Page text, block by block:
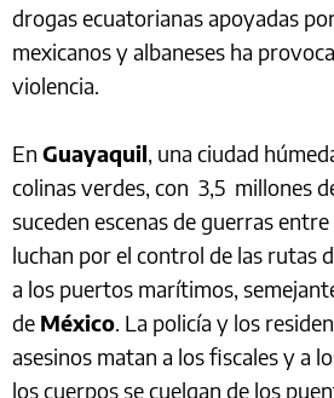
drogas ecuatorianas apoyadas
mexicanos y albaneses ha
violencia.
En Guayaquil, una ciudad
colinas verdes, con 3,5 millones
suceden escenas de guerras
luchan por el control de las rutas
a los puertos marítimos,
de México. La policía y los
asesinos matan a los fiscales y a
los cuerpos se cuelgan de los